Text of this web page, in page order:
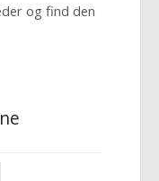
og find den